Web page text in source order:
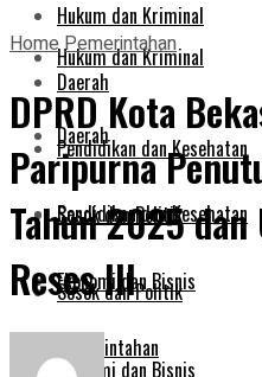
Hukum dan Kriminal
Daerah
Pendidikan dan Kesehatan
Sosok dan Politik
Ekonomi dan Bisnis
Pemerintahan
Hukum dan Kriminal
Daerah
Pendidikan dan Kesehatan
Sosok dan Politik
Ekonomi dan Bisnis
HomePemerintahan
DPRD Kota
Paripurna
Tahun 2025
Reses III